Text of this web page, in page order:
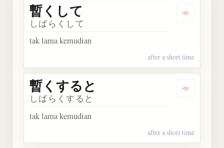
Dengarkan
暫くして
しばらくして
tak lama kemudian
after a short time
Dengarkan
暫くすると
しばらくすると
tak lama kemudian
after a short time